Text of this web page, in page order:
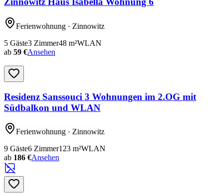
Ferienwohnung · Zinnowitz
5 Gäste3 Zimmer48 m²WLAN
ab 59 €Ansehen
Residenz Sanssouci 3 Wohnungen im 2.OG mit
Südbalkon und WLAN
Ferienwohnung · Zinnowitz
9 Gäste6 Zimmer123 m²WLAN
ab 186 €Ansehen